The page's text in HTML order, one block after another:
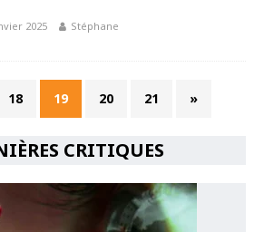
2025 Stéphane
18 19 20 21 »
CRITIQUES